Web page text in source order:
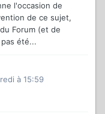
l'occasion de
de ce sujet,
Forum (et de
été...
à 15:59